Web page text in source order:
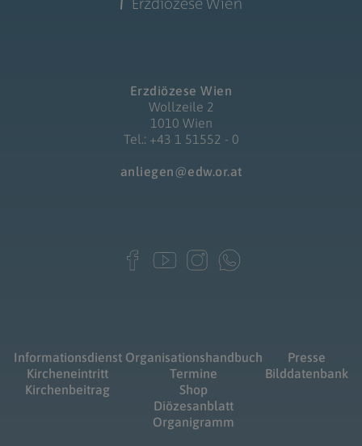
Erzdiözese Wien
Wollzeile 2
1010 Wien
Tel.: +43 1 51552 - 0
anliegen@edw.or.at
Informationsdienst
Kircheneintritt
Kirchenbeitrag
Organisationshandbuch
Termine
Shop
Diözesanblatt
Organigramm
Presse
Bilddatenbank